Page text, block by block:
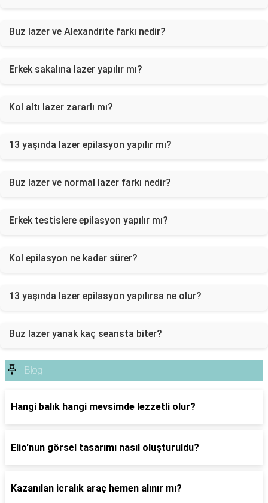
Buz lazer ve Alexandrite farkı nedir?
Erkek sakalına lazer yapılır mı?
Kol altı lazer zararlı mı?
13 yaşında lazer epilasyon yapılır mı?
Buz lazer ve normal lazer farkı nedir?
Erkek testislere epilasyon yapılır mı?
Kol epilasyon ne kadar sürer?
13 yaşında lazer epilasyon yapılırsa ne olur?
Buz lazer yanak kaç seansta biter?
Blog
Hangi balık hangi mevsimde lezzetli olur?
Elio'nun görsel tasarımı nasıl oluşturuldu?
Kazanılan icralık araç hemen alınır mı?